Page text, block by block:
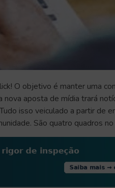
O objetivo é manter uma
nova aposta de mídia trará
isso veiculado a partir de
São quatro quadros